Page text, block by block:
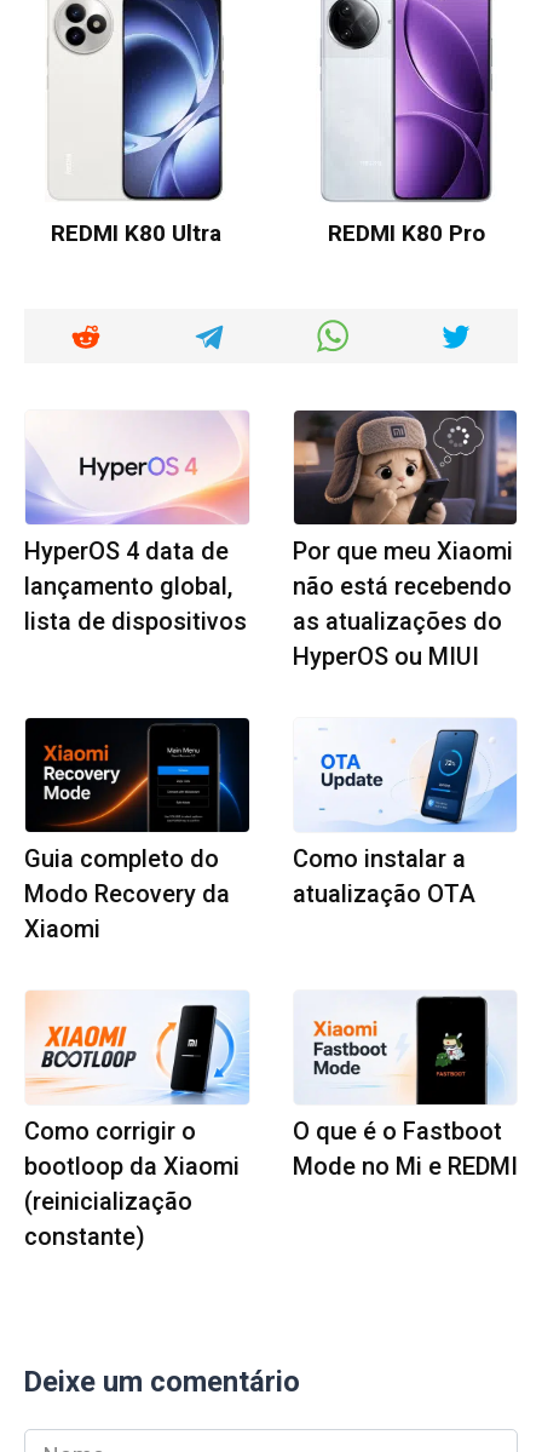
REDMI K80 Ultra REDMI K80 Pro
HyperOS 4 data de
lançamento global,
lista de dispositivos
Por que meu Xiaomi
não está recebendo
as atualizações do
HyperOS ou MIUI
Guia completo do
Modo Recovery da
Xiaomi
Como instalar a
atualização OTA
Como corrigir o
bootloop da Xiaomi
(reinicialização
constante)
O que é o Fastboot
Mode no Mi e REDMI
Deixe um comentário
Nome